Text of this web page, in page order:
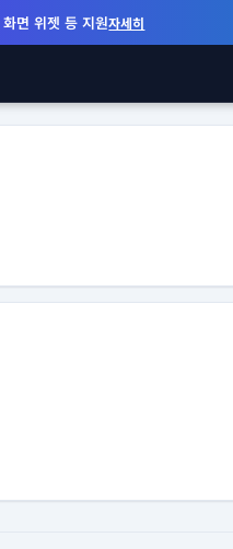
면 위젯 등 지원자세히